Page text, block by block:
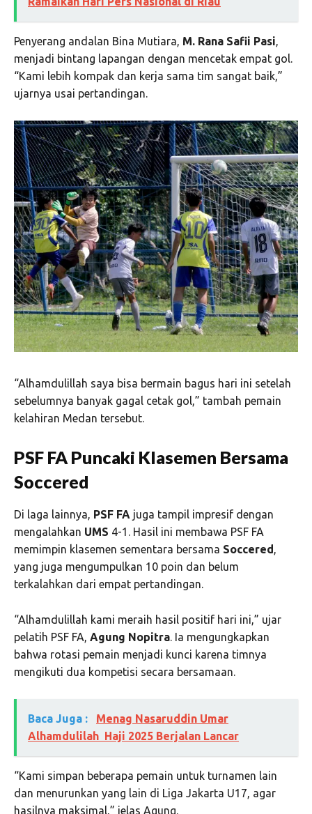
Penyerang andalan Bina Mutiara, M. Rana Safii Pasi,
menjadi bintang lapangan dengan mencetak empat gol.
“Kami lebih kompak dan kerja sama tim sangat baik,”
ujarnya usai pertandingan.
“Alhamdulillah saya bisa bermain bagus hari ini setelah
sebelumnya banyak gagal cetak gol,” tambah pemain
kelahiran Medan tersebut.
PSF FA Puncaki Klasemen Bersama
Soccered
Di laga lainnya, PSF FA juga tampil impresif dengan
mengalahkan UMS 4-1. Hasil ini membawa PSF FA
memimpin klasemen sementara bersama Soccered,
yang juga mengumpulkan 10 poin dan belum
terkalahkan dari empat pertandingan.
“Alhamdulillah kami meraih hasil positif hari ini,” ujar
pelatih PSF FA, Agung Nopitra. Ia mengungkapkan
bahwa rotasi pemain menjadi kunci karena timnya
mengikuti dua kompetisi secara bersamaan.
Baca Juga :
Menag Nasaruddin Umar
Alhamdulilah Haji 2025 Berjalan Lancar
“Kami simpan beberapa pemain untuk turnamen lain
dan menurunkan yang lain di Liga Jakarta U17, agar
hasilnya maksimal,” jelas Agung.